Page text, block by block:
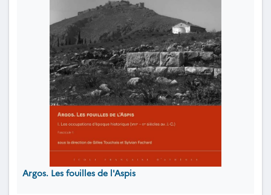
Argos. Les fouilles de l'Aspis